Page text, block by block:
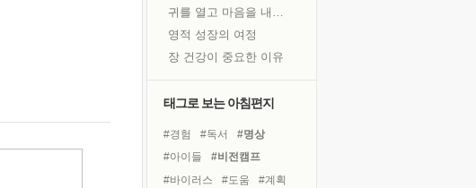
귀를 열고 마음을 내어주고
영적 성장의 여정
장 건강이 중요한 이유
흙이 된 몸으로 출근하는 여자
태그로 보는 아침편지
#경험 #독서
#명상
#아이들
#비전캠프
#바이러스
#도움
#계획